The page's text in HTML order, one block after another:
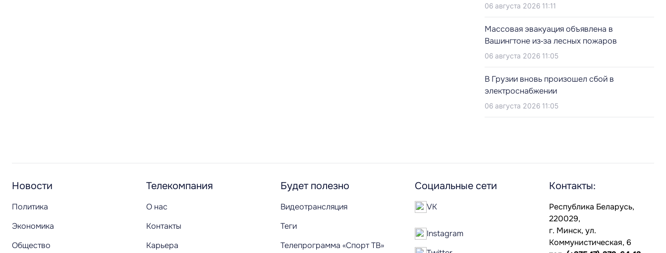
06 августа 2026 11:11
Массовая эвакуация объявлена в
Вашингтоне из‑за лесных пожаров
06 августа 2026 11:05
В Грузии вновь произошел сбой в
электроснабжении
06 августа 2026 11:05
Новости
Политика
Экономика
Общество
Телекомпания
О нас
Контакты
Карьера
Будет полезно
Видеотрансляция
Теги
Телепрограмма «Спорт ТВ»
Социальные сети
VK
Instagram
Контакты:
Республика Беларусь,
220029,
г. Минск, ул.
Коммунистическая, 6